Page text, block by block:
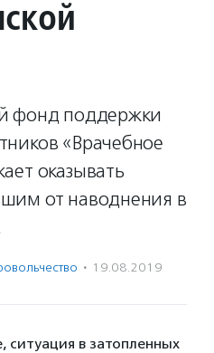
фонд поддержки
«Врачебное
оказывать
от наводнения в
· 19.08.2019
ситуация в затопленных